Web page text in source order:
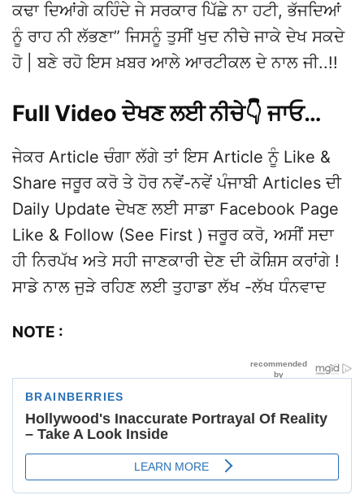
ਕਢਾ ਦਿਆਂਗੇ ਕਹਿੰਦੇ ਜੇ ਸਰਕਾਰ ਪਿੱਛੇ ਨਾ ਹਟੀ, ਭੱਜਦਿਆਂ
ਨੂੰ ਰਾਹ ਨੀ ਲੱਭਣਾ” ਜਿਸਨੂੰ ਤੁਸੀਂ ਖੁਦ ਨੀਚੇ ਜਾਕੇ ਦੇਖ ਸਕਦੇ
ਹੋ | ਬਣੇ ਰਹੋ ਇਸ ਖ਼ਬਰ ਆਲੇ ਆਰਟੀਕਲ ਦੇ ਨਾਲ ਜੀ..!!
Full Video ਦੇਖਣ ਲਈ ਨੀਚੇ👇 ਜਾਓ…
ਜੇਕਰ Article ਚੰਗਾ ਲੱਗੇ ਤਾਂ ਇਸ Article ਨੂੰ Like &
Share ਜਰੂਰ ਕਰੋ ਤੇ ਹੋਰ ਨਵੇਂ-ਨਵੇਂ ਪੰਜਾਬੀ Articles ਦੀ
Daily Update ਦੇਖਣ ਲਈ ਸਾਡਾ Facebook Page
Like & Follow (See First ) ਜਰੂਰ ਕਰੋ, ਅਸੀਂ ਸਦਾ
ਹੀ ਨਿਰਪੱਖ ਅਤੇ ਸਹੀ ਜਾਣਕਾਰੀ ਦੇਣ ਦੀ ਕੋਸ਼ਿਸ ਕਰਾਂਗੇ !
ਸਾਡੇ ਨਾਲ ਜੁੜੇ ਰਹਿਣ ਲਈ ਤੁਹਾਡਾ ਲੱਖ -ਲੱਖ ਧੰਨਵਾਦ
NOTE :